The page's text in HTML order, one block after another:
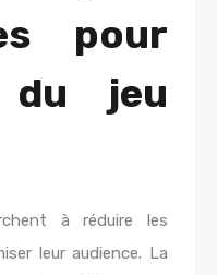
pour
du jeu
à réduire les
leur audience. La